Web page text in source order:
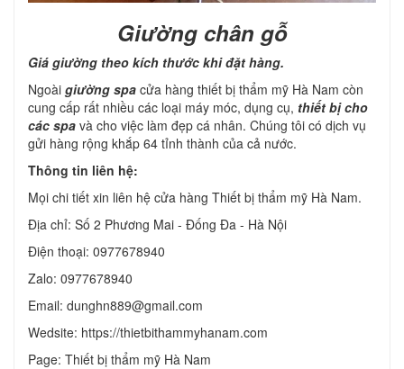
Giường chân gỗ
Giá giường theo kích thước khi đặt hàng.
Ngoài giường spa cửa hàng thiết bị thẩm mỹ Hà Nam còn
cung cấp rất nhiều các loại máy móc, dụng cụ, thiết bị cho
các spa và cho việc làm đẹp cá nhân. Chúng tôi có dịch vụ
gửi hàng rộng khắp 64 tỉnh thành của cả nước.
Thông tin liên hệ:
Mọi chi tiết xin liên hệ cửa hàng Thiết bị thẩm mỹ Hà Nam.
Địa chỉ: Số 2 Phương Mai - Đống Đa - Hà Nội
Điện thoại: 0977678940
Zalo: 0977678940
Email: dunghn889@gmail.com
Wedsite: https://thietbithammyhanam.com
Page: Thiết bị thẩm mỹ Hà Nam